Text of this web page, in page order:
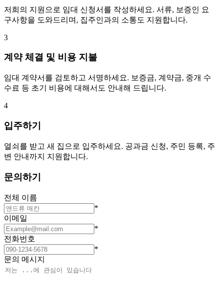
저희의 지원으로 임대 신청서를 작성하세요. 서류, 보증인 요
구사항을 도와드리며, 집주인과의 소통도 지원합니다.
3
계약 체결 및 비용 지불
임대 계약서를 검토하고 서명하세요. 보증금, 계약금, 중개 수
수료 등 초기 비용에 대해서도 안내해 드립니다.
4
입주하기
열쇠를 받고 새 집으로 입주하세요. 공과금 신청, 주민 등록, 주
변 안내까지 지원합니다.
문의하기
전체 이름
*
이메일
*
전화번호
*
문의 메시지